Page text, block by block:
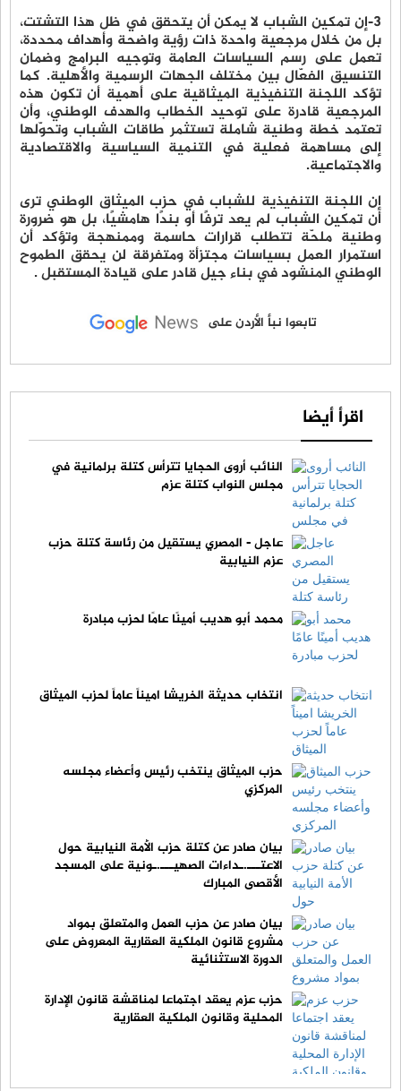
3-إن تمكين الشباب لا يمكن أن يتحقق في ظل هذا التشتت،
بل من خلال مرجعية واحدة ذات رؤية واضحة وأهداف محددة،
تعمل على رسم السياسات العامة وتوجيه البرامج وضمان
التنسيق الفعّال بين مختلف الجهات الرسمية والأهلية. كما
تؤكد اللجنة التنفيذية الميثاقية على أهمية أن تكون هذه
المرجعية قادرة على توحيد الخطاب والهدف الوطني، وأن
تعتمد خطة وطنية شاملة تستثمر طاقات الشباب وتحوّلها
إلى مساهمة فعلية في التنمية السياسية والاقتصادية
والاجتماعية.
إن اللجنة التنفيذية للشباب في حزب الميثاق الوطني ترى
أن تمكين الشباب لم يعد ترفًا أو بندًا هامشيًا، بل هو ضرورة
وطنية ملحّة تتطلب قرارات حاسمة وممنهجة وتؤكد أن
استمرار العمل بسياسات مجتزأة ومتفرقة لن يحقق الطموح
الوطني المنشود في بناء جيل قادر على قيادة المستقبل .
تابعوا نبأ الأردن على
اقرأ أيضا
النائب أروى الحجايا تترأس كتلة برلمانية في
مجلس النواب كتلة عزم
عاجل - المصري يستقيل من رئاسة كتلة حزب
عزم النيابية
محمد أبو هديب أمينًا عامًا لحزب مبادرة
انتخاب حديثة الخريشا اميناً عاماً لحزب الميثاق
حزب الميثاق ينتخب رئيس وأعضاء مجلسه
المركزي
بيان صادر عن كتلة حزب الأمة النيابية حول
الاعتـــ.ـداءات الصهيـــ.ـونية على المسجد
الأقصى المبارك
بيان صادر عن حزب العمل والمتعلق بمواد
مشروع قانون الملكية العقارية المعروض على
الدورة الاستثنائية
حزب عزم يعقد اجتماعا لمناقشة قانون الإدارة
المحلية وقانون الملكية العقارية